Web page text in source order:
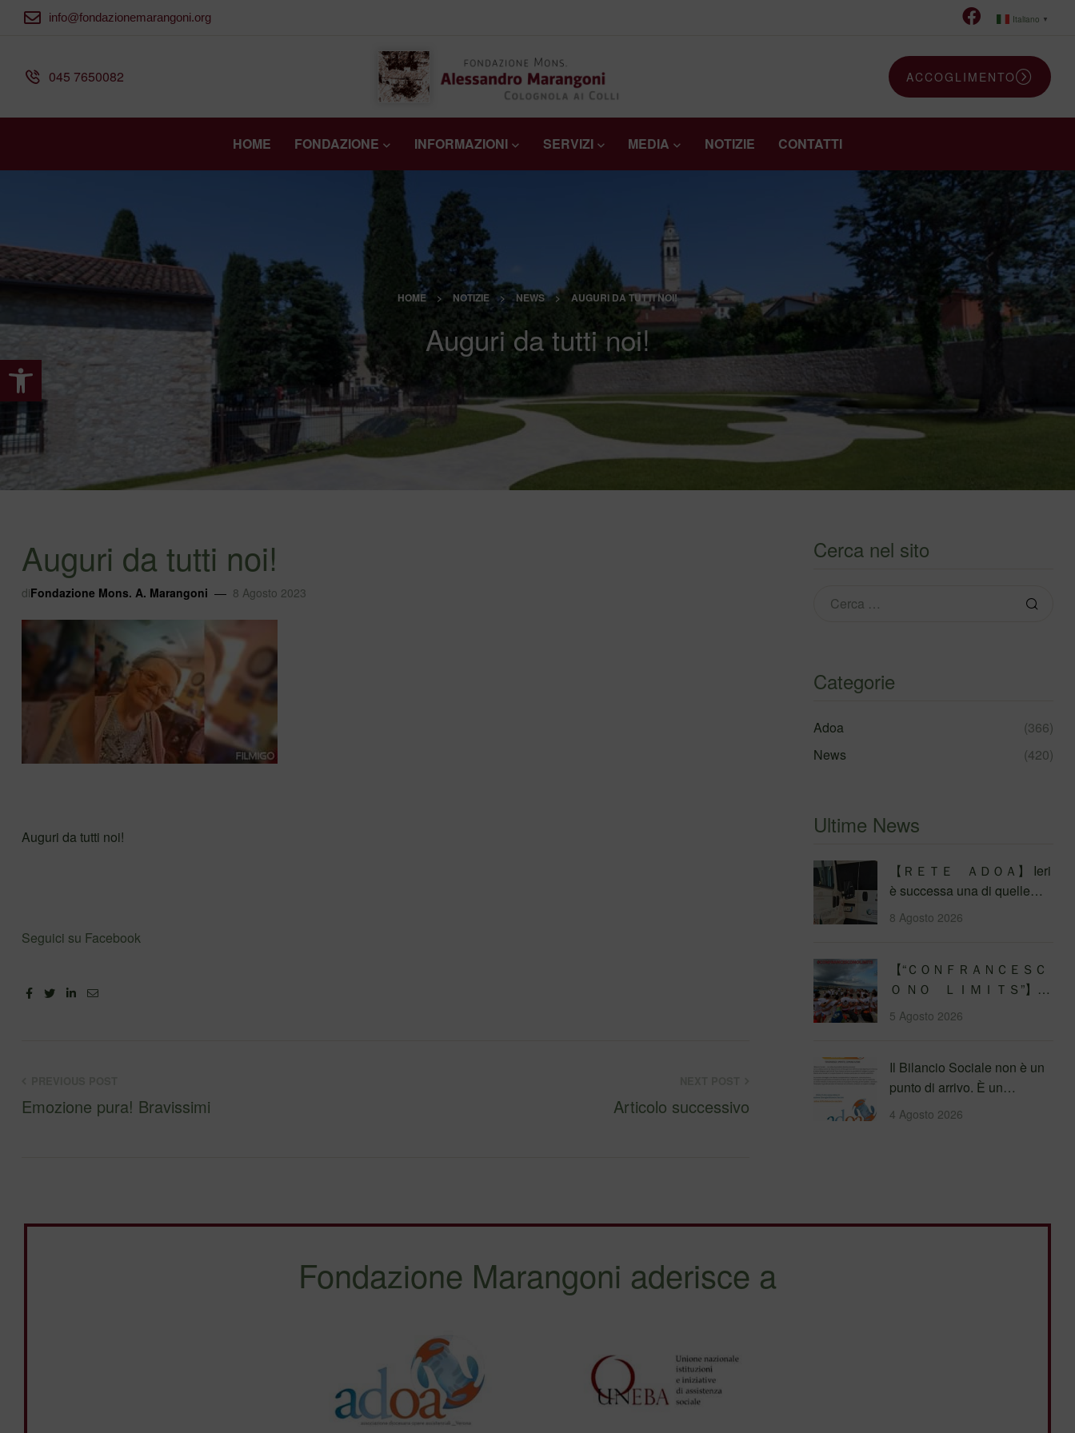
Apri la barra degli strumenti
info@fondazionemarangoni.org Italiano ▼
045 7650082 ACCOGLIMENTO
HOME FONDAZIONE INFORMAZIONI SERVIZI MEDIA NOTIZIE CONTATTI
HOME > NOTIZIE > NEWS > AUGURI DA TUTTI NOI!
Auguri da tutti noi!
Auguri da tutti noi!
diFondazione Mons. A. Marangoni 8 Agosto 2023
Auguri da tutti noi!
Seguici su Facebook
FacebookTwitterLinkedin
Email
Emozione pura! Bravissimi Articolo successivo
Cerca nel sito
Categorie
Adoa
(366)
News
(420)
Ultime News
【 ＲＥＴＥ ＡＤＯＡ】 Ieri
è successa una di quelle
cose che ti rimettono in asse
con i…
8 Agosto 2026
【 “ＣＯＮＦＲＡＮＣＥＳＣ
Ｏ ＮＯ ＬＩＭＩＴＳ”】
Traversata dello Stretto di
Messina
5 Agosto 2026
Il Bilancio Sociale non è un
punto di arrivo. È un
percorso che genera
valore!…
4 Agosto 2026
Fondazione Marangoni aderisce a